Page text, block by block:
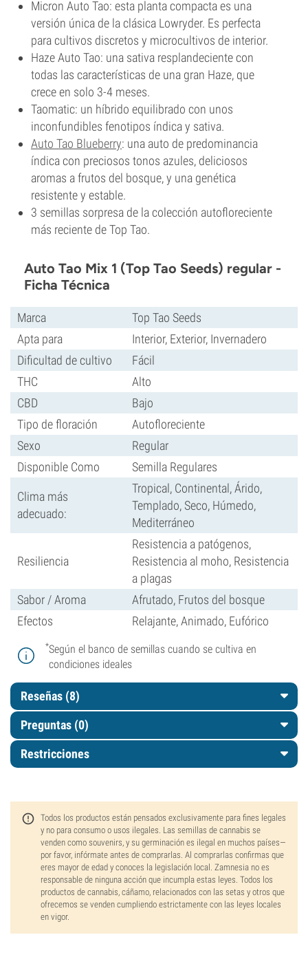
Micron Auto Tao: esta planta compacta es una
versión única de la clásica Lowryder. Es perfecta
para cultivos discretos y microcultivos de interior.
Haze Auto Tao: una sativa resplandeciente con
todas las características de una gran Haze, que
crece en solo 3-4 meses.
Taomatic: un híbrido equilibrado con unos
inconfundibles fenotipos índica y sativa.
Auto Tao Blueberry: una auto de predominancia
índica con preciosos tonos azules, deliciosos
aromas a frutos del bosque, y una genética
resistente y estable.
3 semillas sorpresa de la colección autofloreciente
más reciente de Top Tao.
Auto Tao Mix 1 (Top Tao Seeds) regular -
Ficha Técnica
Marca
Top Tao Seeds
Apta para
Interior, Exterior, Invernadero
Dificultad de cultivo
Fácil
THC
Alto
CBD
Bajo
Tipo de floración
Autofloreciente
Sexo
Regular
Disponible Como
Semilla Regulares
Clima más
adecuado:
Tropical, Continental, Árido,
Templado, Seco, Húmedo,
Mediterráneo
Resiliencia
Resistencia a patógenos,
Resistencia al moho, Resistencia
a plagas
Sabor / Aroma
Afrutado, Frutos del bosque
Efectos
Relajante, Animado, Eufórico
*Según el banco de semillas cuando se cultiva en
condiciones ideales
Reseñas (8)
Preguntas (0)
Restricciones
Todos los productos están pensados exclusivamente para fines legales
y no para consumo o usos ilegales. Las semillas de cannabis se
venden como souvenirs, y su germinación es ilegal en muchos países—
por favor, infórmate antes de comprarlas. Al comprarlas confirmas que
eres mayor de edad y conoces la legislación local. Zamnesia no es
responsable de ninguna acción que incumpla estas leyes. Todos los
productos de cannabis, cáñamo, relacionados con las setas y otros que
ofrecemos se venden cumpliendo estrictamente con las leyes locales
en vigor.